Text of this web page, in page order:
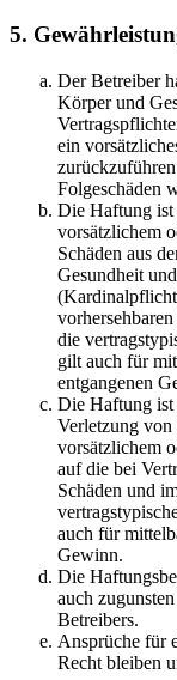
5.
Der Betreiber
Körper und
ein
Folgeschäden
Die Haftung ist
vorsätzlichem
Schäden aus
Gesundheit
die
gilt auch für
entgangenen
Die Haftung ist
Verletzung
vorsätzlichem
auf die bei
Schäden und
auch für
Gewinn.
Die
auch
Betreibers.
Ansprüche für
Recht bleiben